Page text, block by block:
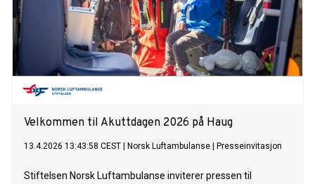
Velkommen til Akuttdagen 2026 på Haug
13.4.2026 13:43:58 CEST Norsk Luftambulanse Presseinvitasjon
Stiftelsen Norsk Luftambulanse inviterer pressen til